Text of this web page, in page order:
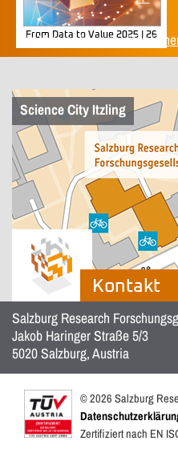
Kontakt
Salzburg Research
Jakob Haringer Straße 5/3
5020 Salzburg, Austria
Science City Itzling
From Data to Value 2025 | 26
Alle
© 2026 Salzburg
Zertifiziert nach EN